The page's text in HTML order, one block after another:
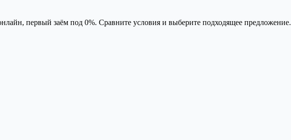
первый заём под 0%. Сравните условия и выберите подходящее предложение.